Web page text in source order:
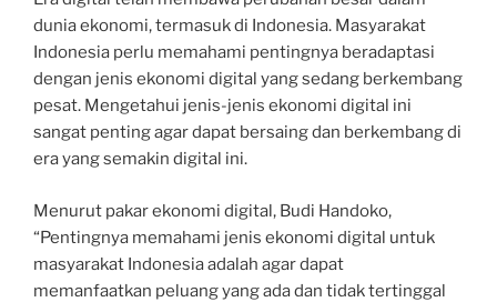
dunia ekonomi, termasuk di Indonesia. Masyarakat
Indonesia perlu memahami pentingnya beradaptasi
dengan jenis ekonomi digital yang sedang berkembang
pesat. Mengetahui jenis-jenis ekonomi digital ini
sangat penting agar dapat bersaing dan berkembang di
era yang semakin digital ini.
Menurut pakar ekonomi digital, Budi Handoko,
“Pentingnya memahami jenis ekonomi digital untuk
masyarakat Indonesia adalah agar dapat
memanfaatkan peluang yang ada dan tidak tertinggal